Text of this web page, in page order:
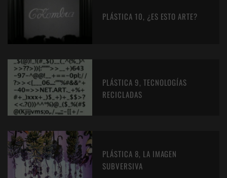
PLÁSTICA 10, ¿ES ESTO ARTE?
PLÁSTICA 9, TECNOLOGÍAS
RECICLADAS
PLÁSTICA 8, LA IMAGEN
SUBVERSIVA